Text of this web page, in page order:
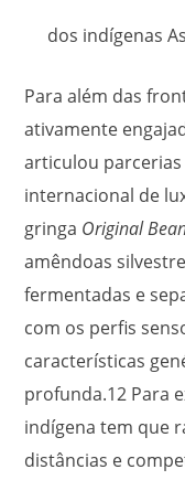
dos indígenas
Para além das
ativamente
articulou
internacional de
gringa Original
amêndoas
fermentadas e
com os perfis
características
profunda.12 Para
indígena tem que
distâncias e